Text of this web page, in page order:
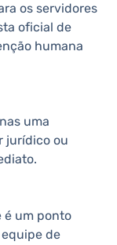
os servidores
oficial de
humana
uma
jurídico ou
é um ponto
de